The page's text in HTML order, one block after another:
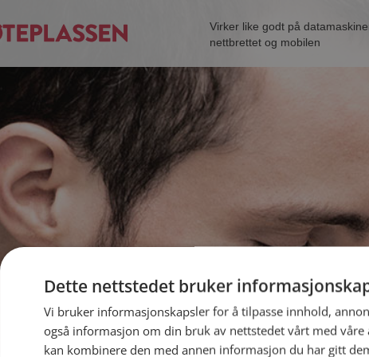
Virker like godt på
nettbrettet og mobilen
single mann fra Hustadvika
Dette nettstedet bruker
Vi bruker informasjonskapsler for å tilpasse innhold,
også informasjon om din bruk av nettstedet vårt med våre
kan kombinere den med annen informasjon du har gitt